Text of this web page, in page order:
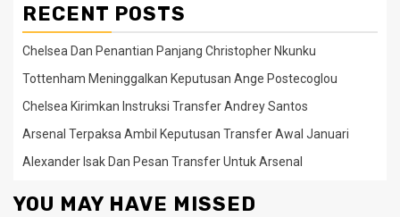
RECENT POSTS
Chelsea Dan Penantian Panjang Christopher Nkunku
Tottenham Meninggalkan Keputusan Ange Postecoglou
Chelsea Kirimkan Instruksi Transfer Andrey Santos
Arsenal Terpaksa Ambil Keputusan Transfer Awal Januari
Alexander Isak Dan Pesan Transfer Untuk Arsenal
YOU MAY HAVE MISSED